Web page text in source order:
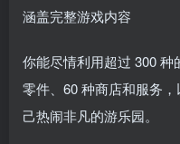
涵盖完整游戏内容
你能尽情利用超过 300
零件、60 种商店和服务
己热闹非凡的游乐园。